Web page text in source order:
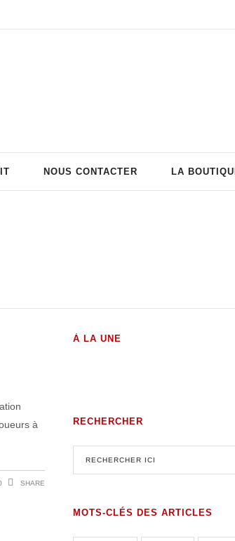
NOUS CONTACTER LA
à
SHARE
À LA UNE
Générale
1 JANVIER 2025
RECHERCHER
MOTS-CLÉS DES ARTICLES